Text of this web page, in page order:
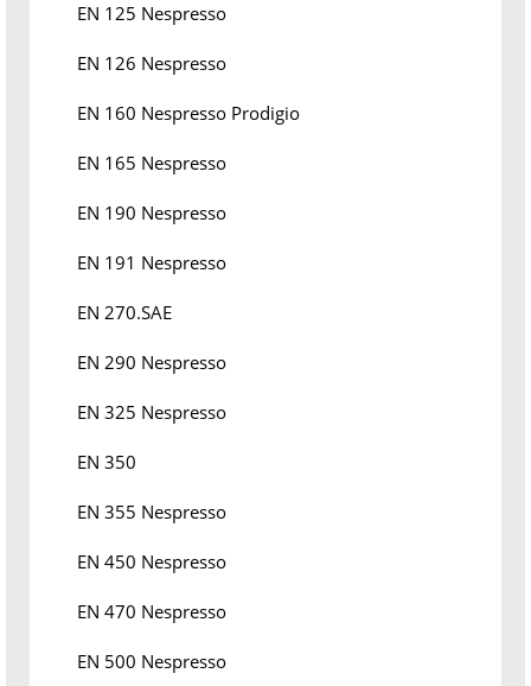
EN 125 Nespresso
EN 126 Nespresso
EN 160 Nespresso Prodigio
EN 165 Nespresso
EN 190 Nespresso
EN 191 Nespresso
EN 270.SAE
EN 290 Nespresso
EN 325 Nespresso
EN 350
EN 355 Nespresso
EN 450 Nespresso
EN 470 Nespresso
EN 500 Nespresso